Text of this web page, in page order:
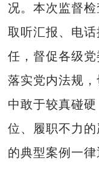
况。本次监督
取听汇报、电
任，督促各级
落实党内法规，
中敢于较真碰
位、履职不力
的典型案例一律